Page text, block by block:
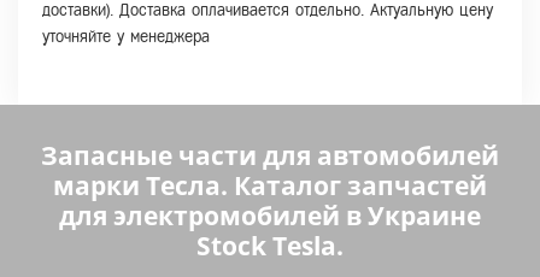
доставки). Доставка оплачивается отдельно. Актуальную цену
уточняйте у менеджера
Запасные части для автомобилей
марки Тесла. Каталог запчастей
для электромобилей в Украине
Stock Tesla.